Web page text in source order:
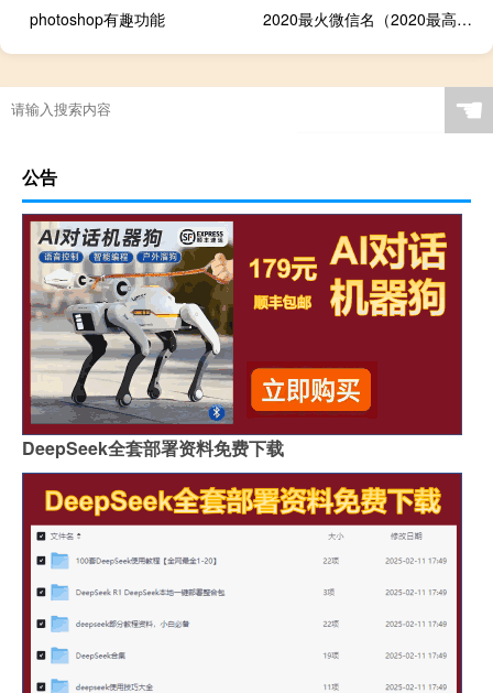
photoshop有趣功能
2020最火微信名（2020最高冷微信名）
☚
公告
DeepSeek全套部署资料免费下载